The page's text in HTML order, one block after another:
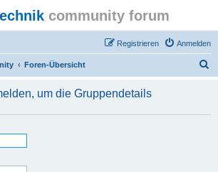
community forum
Anmelden
Registrieren
Foren-Übersicht
h
um die Gruppendetails